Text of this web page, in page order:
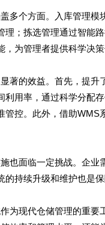
多个方面。入库管理
理；拣选管理通过智能
为管理者提供科学决策
著的效益。首先，提
利用率，通过科学分配
管控。此外，借助
也面临一定挑战。企业
持续升级和维护也是
为现代仓储管理的重